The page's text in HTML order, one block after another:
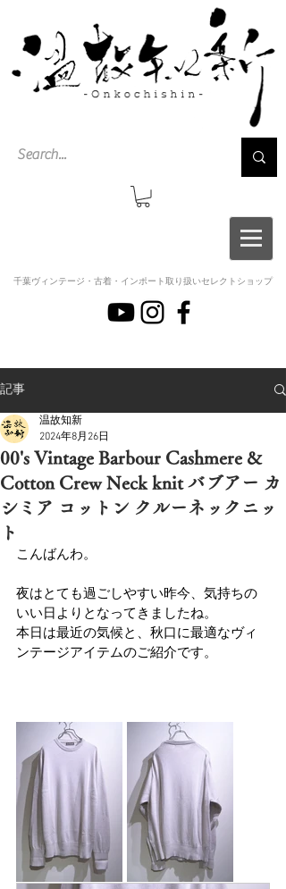
千葉ヴィンテージ・古着・インポート取り扱いセレクトショップ
記事
00's Vintage Barbour Cashmere &
Cotton Crew Neck knit バブアー カ
シミア コットン クルーネックニッ
ト
温故知新
2024年8月26日
こんばんわ。
夜はとても過ごしやすい昨今、気持ちの
いい日よりとなってきましたね。
本日は最近の気候と、秋口に最適なヴィ
ンテージアイテムのご紹介です。